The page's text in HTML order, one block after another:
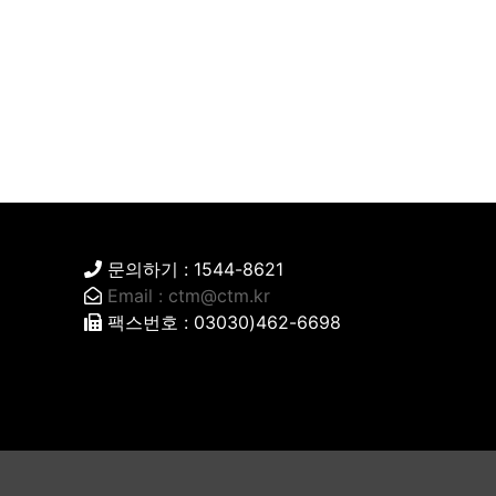
문의하기 : 1544-8621
Email : ctm@ctm.kr
팩스번호 : 03030)462-6698